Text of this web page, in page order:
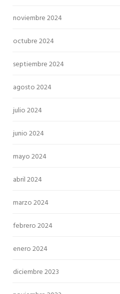
noviembre 2024
octubre 2024
septiembre 2024
agosto 2024
julio 2024
junio 2024
mayo 2024
abril 2024
marzo 2024
febrero 2024
enero 2024
diciembre 2023